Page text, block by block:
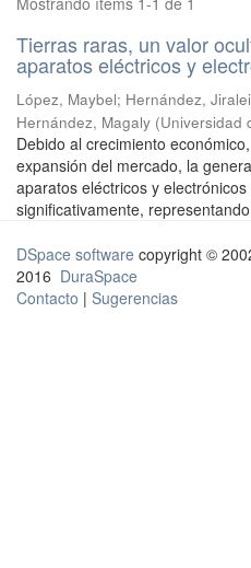
Tierras raras, un valor
aparatos eléctricos y
López, Maybel; Hernández,
Hernández, Magaly (Universidad
Debido al crecimiento
expansión del mercado, la
aparatos eléctricos y
significativamente,
DSpace software copyright ©
2016 DuraSpace
Contacto | Sugerencias